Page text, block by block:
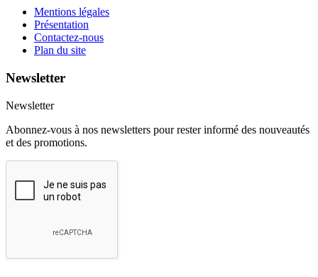
Mentions légales
Présentation
Contactez-nous
Plan du site
Newsletter
Newsletter
Abonnez-vous à nos newsletters pour rester informé des nouveautés
et des promotions.